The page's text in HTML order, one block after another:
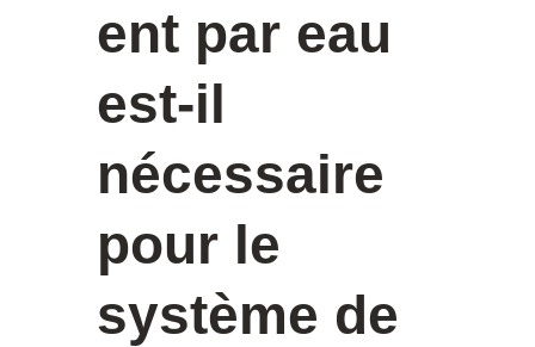
ent par eau
est-il
nécessaire
pour le
système de